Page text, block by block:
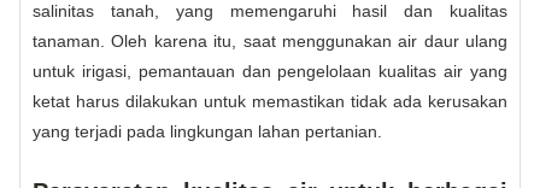
salinitas tanah, yang memengaruhi hasil dan kualitas
tanaman. Oleh karena itu, saat menggunakan air daur ulang
untuk irigasi, pemantauan dan pengelolaan kualitas air yang
ketat harus dilakukan untuk memastikan tidak ada kerusakan
yang terjadi pada lingkungan lahan pertanian.